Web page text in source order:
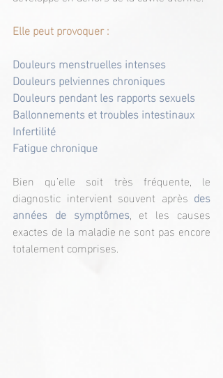
Elle peut provoquer :
Douleurs menstruelles intenses
Douleurs pelviennes chroniques
Douleurs pendant les rapports sexuels
Ballonnements et troubles intestinaux
Infertilité
Fatigue chronique
Bien qu’elle soit très fréquente, le
diagnostic intervient souvent après des
années de symptômes, et les causes
exactes de la maladie ne sont pas encore
totalement comprises.